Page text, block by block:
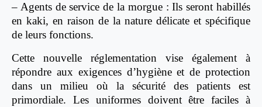
– Agents de service de la morgue : Ils seront habillés
en kaki, en raison de la nature délicate et spécifique
de leurs fonctions.
Cette nouvelle réglementation vise également à
répondre aux exigences d’hygiène et de protection
dans un milieu où la sécurité des patients est
primordiale. Les uniformes doivent être faciles à